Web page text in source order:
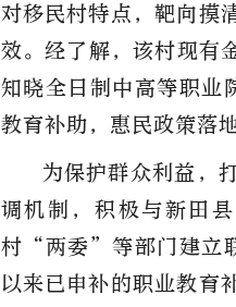
对移民村特点，靶向摸
效。经了解，该村现有
知晓全日制中高等职业
教育补助，惠民政策落
为保护群众利益，
调机制，积极与新田
村“两委”等部门建立
以来已申补的职业教育